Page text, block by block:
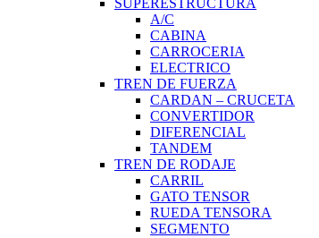
A/C
CABINA
CARROCERIA
ELECTRICO
TREN DE FUERZA
CARDAN – CRUCETA
CONVERTIDOR
DIFERENCIAL
TANDEM
TREN DE RODAJE
CARRIL
GATO TENSOR
RUEDA TENSORA
SEGMENTO